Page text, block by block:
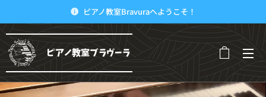
ピアノ教室Bravuraへようこそ！
ピアノ教室ブラヴーラ